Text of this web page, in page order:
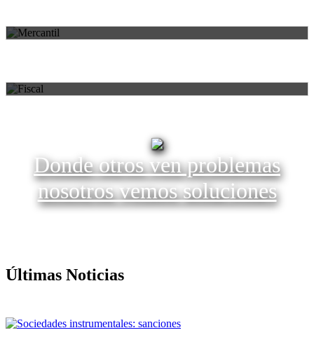
Donde otros ven problemas
nosotros vemos soluciones
Últimas Noticias